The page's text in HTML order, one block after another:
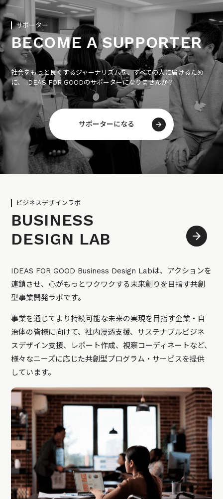
サポーター
BECOME A SUPPORTER
社会をもっと良くするジャーナリズムを、すべての人に届けるため
に、 IDEAS FOR GOODのサポーターになりませんか？
サポーターになる
ビジネスデザインラボ
BUSINESS
DESIGN LAB
IDEAS FOR GOOD Business Design Labは、アクションを
連鎖させ、心がもっとワクワクする未来創りを目指す共創
型事業開発ラボです。
事業を通じてより持続可能な未来の実現を目指す企業・自
治体の皆様に向けて、社内浸透支援、サステナブルビジネ
スデザイン支援、レポート作成、視察コーディネートなど、
様々なニーズに応じた共創型プログラム・サービスを提供
しています。